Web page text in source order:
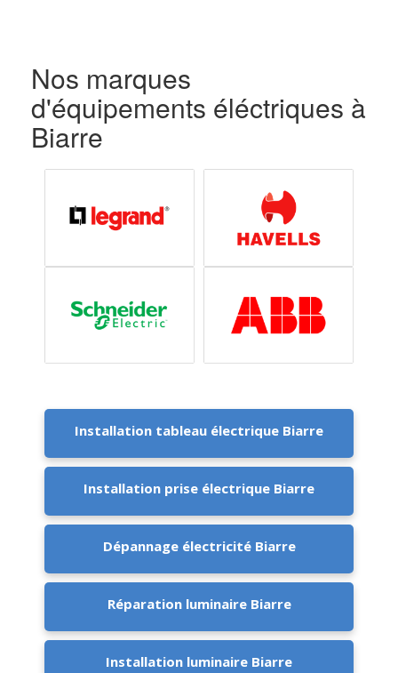
Nos marques
d'équipements éléctriques à
Biarre
Installation tableau électrique Biarre
Installation prise électrique Biarre
Dépannage électricité Biarre
Réparation luminaire Biarre
Installation luminaire Biarre